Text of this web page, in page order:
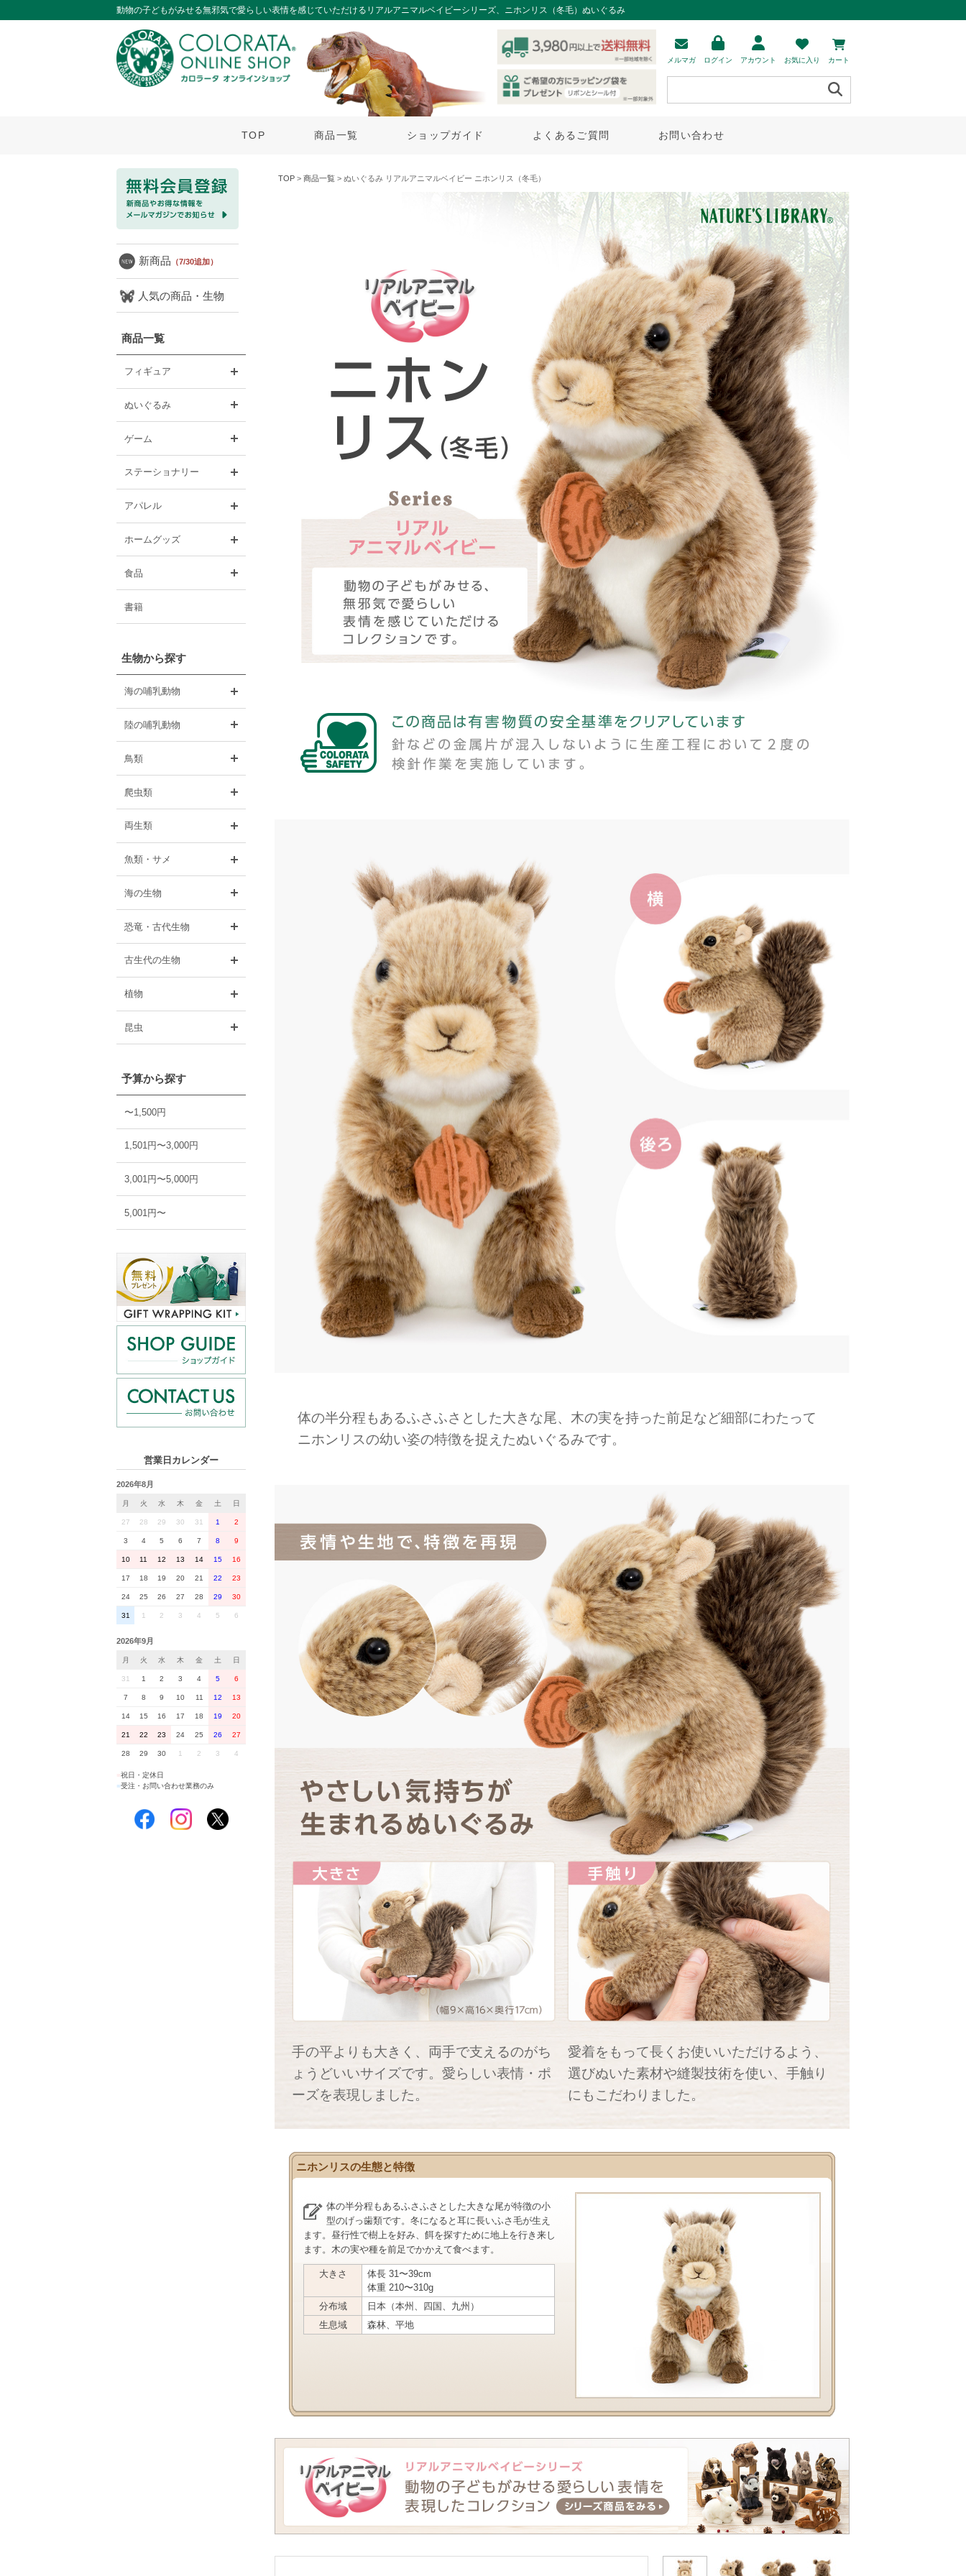
動物の子どもがみせる無邪気で愛らしい表情を感じていただけるリアルアニマルベイビーシリーズ、ニホンリス（冬毛）ぬいぐるみ
メルマガ ログイン アカウント お気に入り カート
TOP 商品一覧 ショップガイド よくあるご質問 お問い合わせ
新商品 （7/30追加）
人気の商品・生物
商品一覧
フィギュア
ぬいぐるみ
ゲーム
ステーショナリー
アパレル
ホームグッズ
食品
書籍
生物から探す
海の哺乳動物
陸の哺乳動物
鳥類
爬虫類
両生類
魚類・サメ
海の生物
恐竜・古代生物
古生代の生物
植物
昆虫
予算から探す
〜1,500円
1,501円〜3,000円
3,001円〜5,000円
5,001円〜
営業日カレンダー
2026年8月
月 火 水 木 金 土 日
27 28 29 30 31 1 2
3 4 5 6 7 8 9
10 11 12 13 14 15 16
17 18 19 20 21 22 23
24 25 26 27 28 29 30
31 1 2 3 4 5 6
2026年9月
月 火 水 木 金 土 日
31 1 2 3 4 5 6
7 8 9 10 11 12 13
14 15 16 17 18 19 20
21 22 23 24 25 26 27
28 29 30 1 2 3 4
祝日・定休日
■受注・お問い合わせ業務のみ
TOP > 商品一覧 > ぬいぐるみ リアルアニマルベイビー ニホンリス（冬毛）
体の半分程もあるふさふさとした大きな尾、木の実を持った前足など細部にわたって
ニホンリスの幼い姿の特徴を捉えたぬいぐるみです。
手の平よりも大きく、両手で支えるのがち
ょうどいいサイズです。愛らしい表情・ポ
ーズを表現しました。
愛着をもって長くお使いいただけるよう、
選びぬいた素材や縫製技術を使い、手触り
にもこだわりました。
ニホンリスの生態と特徴
体の半分程もあるふさふさとした大きな尾が特徴の小
型のげっ歯類です。冬になると耳に長いふさ毛が生え
ます。昼行性で樹上を好み、餌を探すために地上を行き来し
ます。木の実や種を前足でかかえて食べます。
大きさ
体長 31〜39cm
体重 210〜310g
分布域
日本（本州、四国、九州）
生息域
森林、平地